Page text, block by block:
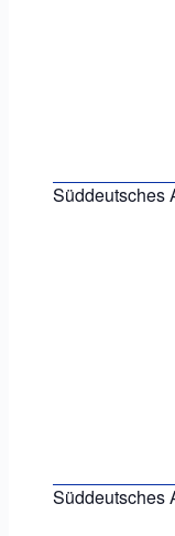
Süddeutsches
Süddeutsches